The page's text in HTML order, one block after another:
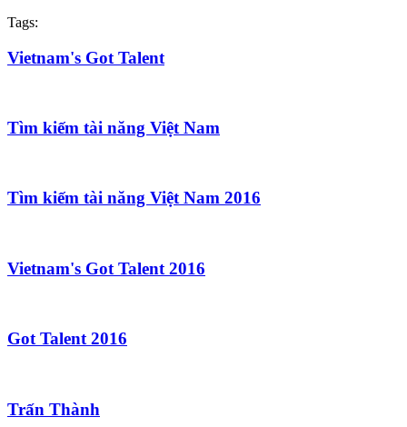
Tags:
Vietnam's Got Talent
Tìm kiếm tài năng Việt Nam
Tìm kiếm tài năng Việt Nam 2016
Vietnam's Got Talent 2016
Got Talent 2016
Trấn Thành